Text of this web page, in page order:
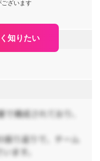
ざいます
知りたい